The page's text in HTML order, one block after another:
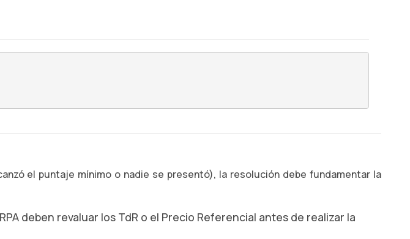
el puntaje mínimo o nadie se presentó), la resolución debe fundamentar la
deben revaluar los TdR o el Precio Referencial antes de realizar la